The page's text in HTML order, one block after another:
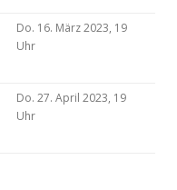
Do. 16. März 2023, 19
Uhr
Do. 27. April 2023, 19
Uhr